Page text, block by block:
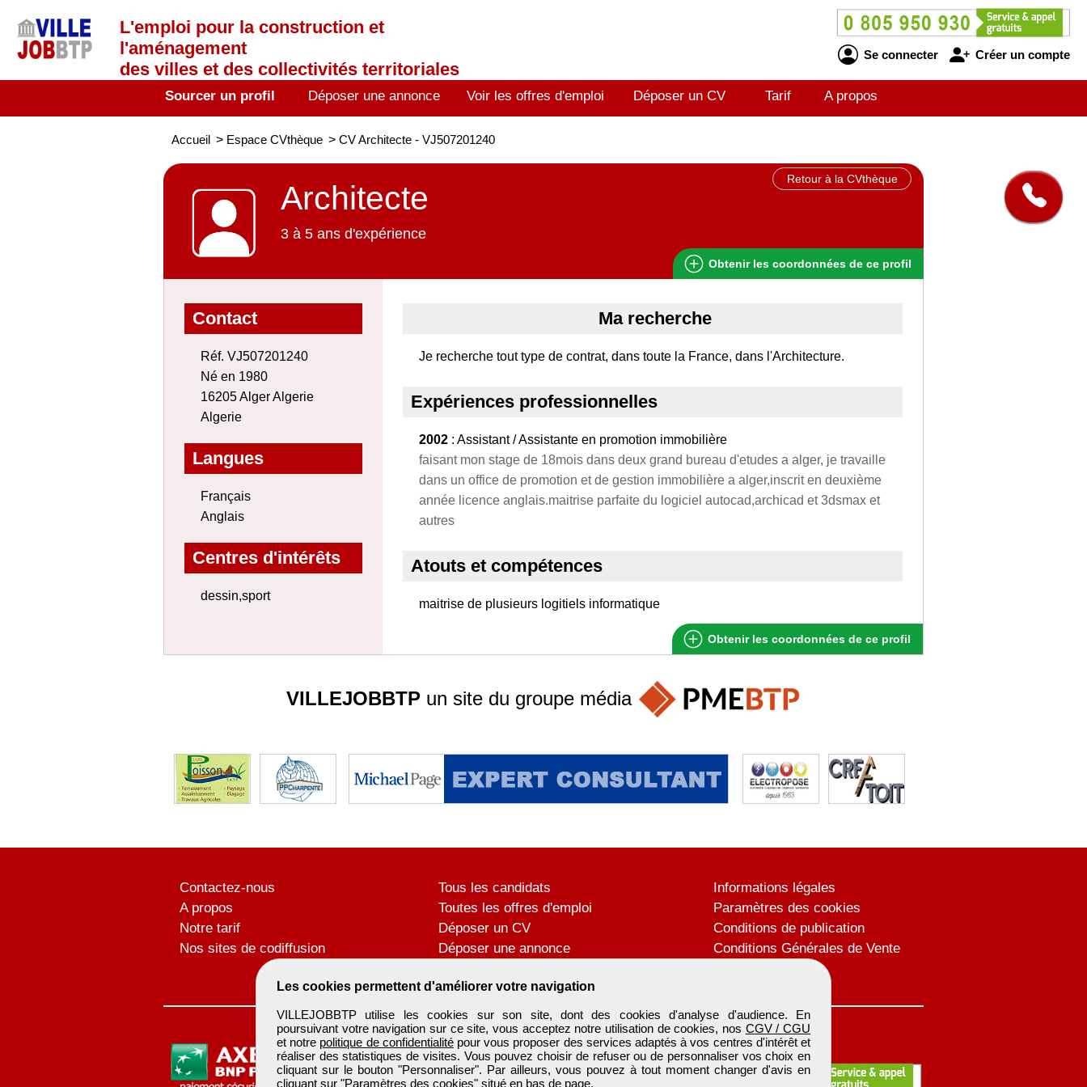
L'emploi pour la construction et
l'aménagement
des villes et des collectivités territoriales
Se connecter Créer un compte
Sourcer un profil Déposer une annonce Voir les offres d'emploi Déposer un CV Tarif A propos
Accueil > Espace CVthèque > CV Architecte - VJ507201240
Retour à la CVthèque
Architecte
3 à 5 ans d'expérience
Obtenir les coordonnées de ce profil
Contact
Réf. VJ507201240
Né en 1980
16205 Alger Algerie
Algerie
Langues
Français
Anglais
Centres d'intérêts
dessin,sport
Ma recherche
Je recherche tout type de contrat, dans toute la France, dans l'Architecture.
Expériences professionnelles
2002 : Assistant / Assistante en promotion immobilière
faisant mon stage de 18mois dans deux grand bureau d'etudes a alger, je travaille
dans un office de promotion et de gestion immobilière a alger,inscrit en deuxième
année licence anglais.maitrise parfaite du logiciel autocad,archicad et 3dsmax et
autres
Atouts et compétences
maitrise de plusieurs logitiels informatique
Obtenir les coordonnées de ce profil
Les cookies permettent d'améliorer votre navigation
VILLEJOBBTP utilise les cookies sur son site, dont des cookies d'analyse d'audience. En
poursuivant votre navigation sur ce site, vous acceptez notre utilisation de cookies, nos CGV / CGU
et notre politique de confidentialitépour vous proposer des services adaptés à vos centres d'intérêt et
réaliser des statistiques de visites. Vous pouvez choisir de refuser ou de personnaliser vos choix en
cliquant sur le bouton "Personnaliser". Par ailleurs, vous pouvez à tout moment changer d'avis en
cliquant sur "Paramètres des cookies" situé en bas de page.
VILLEJOBBTPun site du groupe média
Contactez-nous
A propos
Notre tarif
Nos sites de codiffusion
Tous les candidats
Toutes les offres d'emploi
Déposer un CV
Déposer une annonce
Informations légales
Paramètres des cookies
Conditions de publication
Conditions Générales de Vente